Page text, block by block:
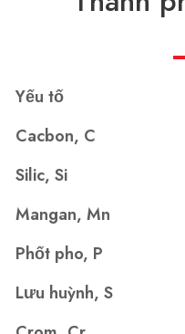
Yếu tố
Cacbon, C
Silic, Si
Mangan, Mn
Phốt pho, P
Lưu huỳnh, S